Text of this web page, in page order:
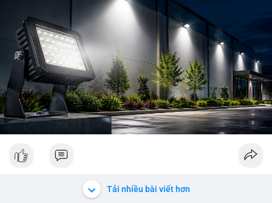
Tải nhiều bài viết hơn